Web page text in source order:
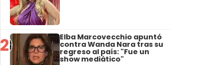
2 Elba Marcovecchio apuntó
contra Wanda Nara tras su
regreso al país: "Fue un
show mediático"